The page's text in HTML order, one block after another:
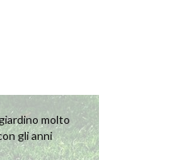
molto
gli anni